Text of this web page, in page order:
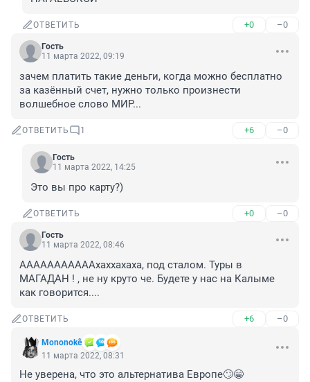
ОТВЕТИТЬ +0 –0
Гость
11 марта 2022, 09:19
зачем платить такие деньги, когда можно бесплатно
за казённый счет, нужно только произнести
волшебное слово МИР...
ОТВЕТИТЬ 1 +6 –0
Гость
11 марта 2022, 14:25
Это вы про карту?)
ОТВЕТИТЬ +0 –0
Гость
11 марта 2022, 08:46
АААААААААААхаххахаха, под сталом. Туры в
МАГАДАН ! , не ну круто че. Будете у нас на Калыме
как говорится....
ОТВЕТИТЬ +6 –0
Mononokê
11 марта 2022, 08:31
Не уверена, что это альтернатива Европе🙄😁